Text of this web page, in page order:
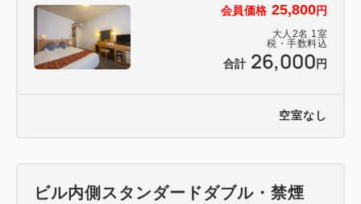
会員価格 25,800円
大人 2名 1 室
税・手数料込
合計 26,000 円
空室なし
ビル内側スタンダードダブル・禁煙